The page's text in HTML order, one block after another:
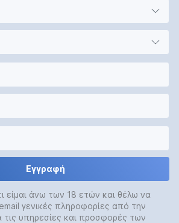
Εγγραφή
είμαι άνω των 18 ετών και θέλω να
γενικές πληροφορίες από την
τις υπηρεσίες και προσφορές των